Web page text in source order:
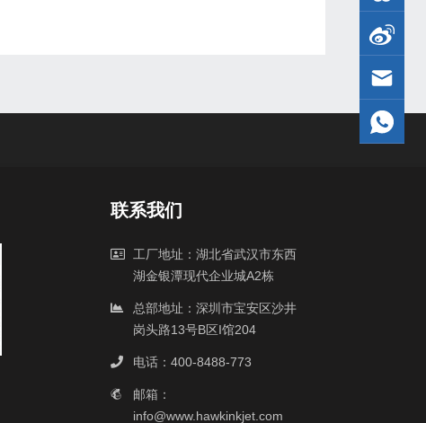
联系我们
工厂地址：湖北省武汉市东西
湖金银潭现代企业城A2栋
总部地址：深圳市宝安区沙井
岗头路13号B区I馆204
电话：400-8488-773
邮箱：
info@www.hawkinkjet.com